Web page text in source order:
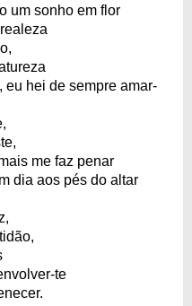
um sonho em flor
eu hei de sempre amar-
me faz penar
dia aos pés do altar
te